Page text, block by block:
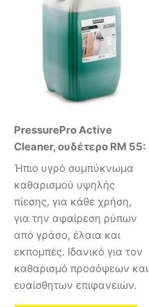
PressurePro Active
Cleaner, ουδέτερο RM 55:
Ήπιο υγρό συμπύκνωμα
καθαρισμού υψηλής
πίεσης, για κάθε χρήση,
για την αφαίρεση ρύπων
από γράσο, έλαια και
εκπομπές. Ιδανικό για τον
καθαρισμό προσόψεων και
ευαίσθητων επιφανειών.